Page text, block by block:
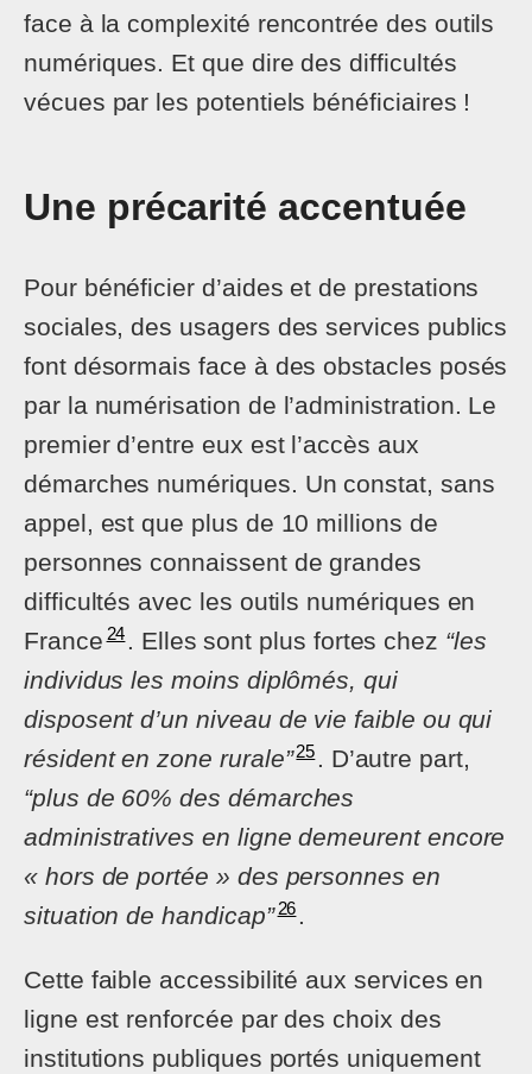
face à la complexité rencontrée des outils
numériques. Et que dire des difficultés
vécues par les potentiels bénéficiaires !
Une précarité accentuée
Pour bénéficier d’aides et de prestations
sociales, des usagers des services publics
font désormais face à des obstacles posés
par la numérisation de l’administration. Le
premier d’entre eux est l’accès aux
démarches numériques. Un constat, sans
appel, est que plus de 10 millions de
personnes connaissent de grandes
difficultés avec les outils numériques en
France 24 . Elles sont plus fortes chez “les
individus les moins diplômés, qui
disposent d’un niveau de vie faible ou qui
résident en zone rurale”25 . D’autre part,
“plus de 60% des démarches
administratives en ligne demeurent encore
« hors de portée » des personnes en
situation de handicap” 26 .
Cette faible accessibilité aux services en
ligne est renforcée par des choix des
institutions publiques portés uniquement